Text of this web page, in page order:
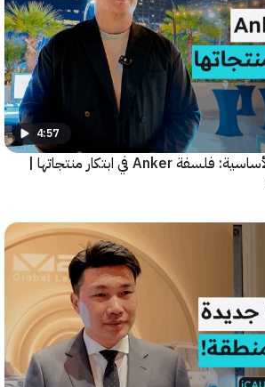
حلول تتجاوز الحاجات الأساسية: فلسفة Anker في ابتكار منتجاتها |